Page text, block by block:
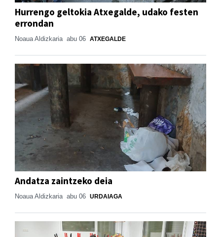
Hurrengo geltokia Atxegalde, udako festen
errondan
Noaua Aldizkaria abu 06 ATXEGALDE
Andatza zaintzeko deia
Noaua Aldizkaria abu 06 URDAIAGA